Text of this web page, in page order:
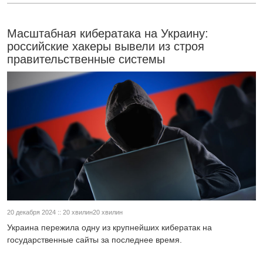
Масштабная кибератака на Украину:
российские хакеры вывели из строя
правительственные системы
20 декабря 2024 :: 20 хвилин20 хвилин
Украина пережила одну из крупнейших кибератак на
государственные сайты за последнее время.